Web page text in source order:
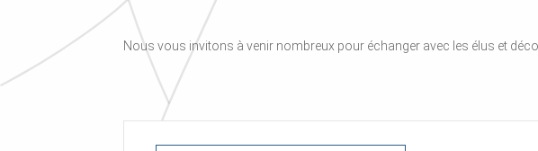
Nous vous invitons à venir nombreux pour échanger avec les élus et